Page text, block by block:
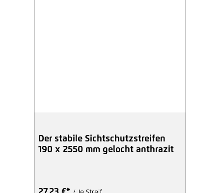
Der stabile Sichtschutzstreifen
190 x 2550 mm gelocht anthrazit